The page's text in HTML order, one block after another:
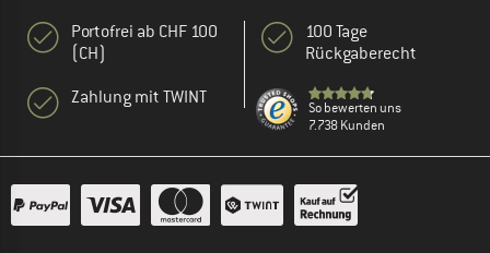
Portofrei ab CHF 100
(CH)
Zahlung mit TWINT
100 Tage
Rückgaberecht
So bewerten uns
7.738 Kunden